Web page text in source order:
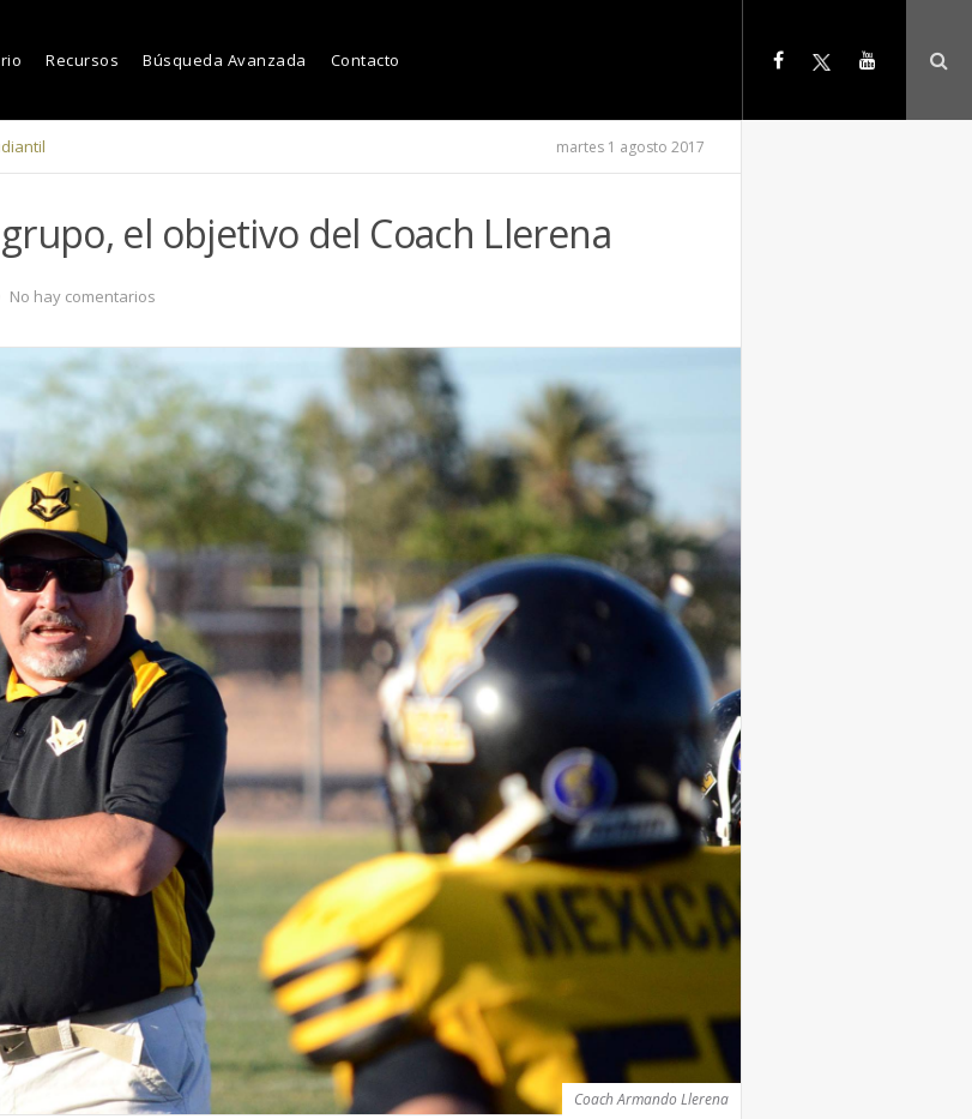
Recursos Búsqueda Avanzada Contacto
martes 1 agosto 2017
el objetivo del Coach Llerena
No hay comentarios
Coach Armando Llerena